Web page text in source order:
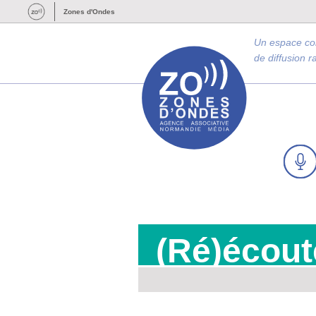
Zones d'Ondes
Un espace
de diffusion